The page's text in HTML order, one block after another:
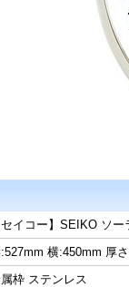
セイコー】SEIKO ソ
横:450mm 厚
枠 ステンレス